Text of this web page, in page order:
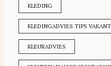
KLEDING
KLEDINGADVIES TIPS
KLEURADVIES